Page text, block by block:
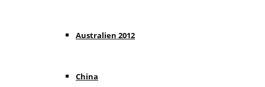
Australien 2012
China